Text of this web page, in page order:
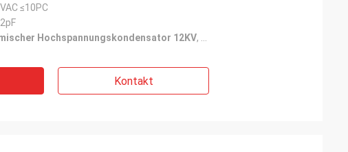
≤10PC
Hochspannungskondensator 12KV,
Kontakt